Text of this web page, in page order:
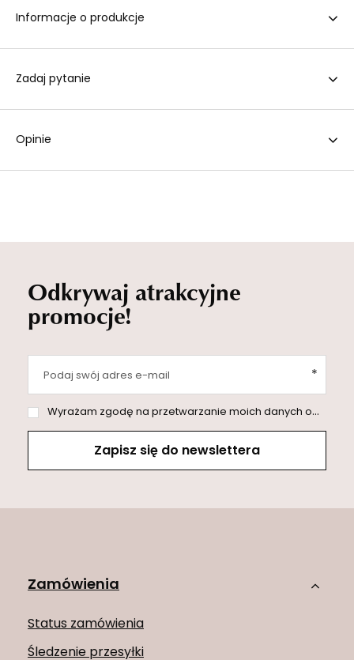
Informacje o produkcje
Zadaj pytanie
Opinie
Odkrywaj atrakcyjne
promocje!
Podaj swój adres e-mail
Wyrażam zgodę na przetwarzanie moich danych osobowych (adres e-mail) na potrzeby wysyłki newslettera z informacją handlową (marketing). Więcej w
Zapisz się do newslettera
Zamówienia
Status zamówienia
Śledzenie przesyłki